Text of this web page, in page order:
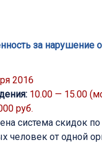
за нарушение
2016
10.00 — 15.00
руб.
система скидок по
человек от одной